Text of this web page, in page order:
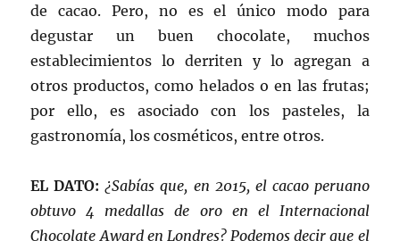
de cacao. Pero, no es el único modo para
degustar un buen chocolate, muchos
establecimientos lo derriten y lo agregan a
otros productos, como helados o en las frutas;
por ello, es asociado con los pasteles, la
gastronomía, los cosméticos, entre otros.
EL DATO: ¿Sabías que, en 2015, el cacao peruano
obtuvo 4 medallas de oro en el Internacional
Chocolate Award en Londres? Podemos decir que el